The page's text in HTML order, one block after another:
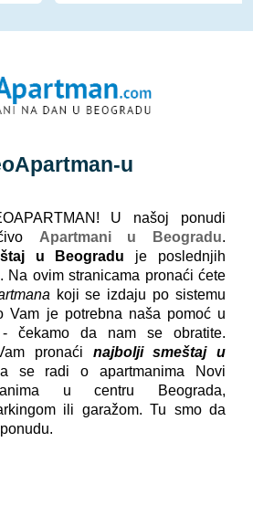
-u
U našoj ponudi
Apartmani u Beogradu.
u Beogradu je poslednjih
Na ovim stranicama pronaći ćete
koji se izdaju po sistemu
Vam je potrebna naša pomoć u
- čekamo da nam se obratite.
pronaći najbolji smeštaj u
se radi o apartmanima Novi
u centru Beograda,
ili garažom. Tu smo da